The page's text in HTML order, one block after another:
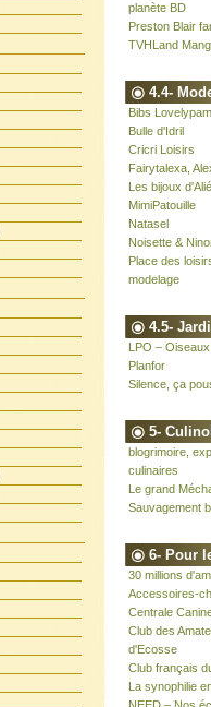
planète BD
Preston Blair
TVHLand
4.4-
Bibs Lovelypam
Bulle d'Idril
Cricri Loisirs
Fairytalexa,
Les bijoux
MimiPatouille
Natasel
Noisette &
Place des
modelage
4.5-
LPO –
Planfor
Silence, ça
5-
blogrimoire,
culinaires
Le grand
Sauvagement
6- Pour
30 millions
Accessoires-
Centrale
Club des
d'Ecosse
Club français
La synophilie